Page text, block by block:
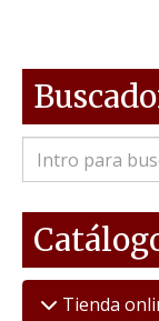
Tienda